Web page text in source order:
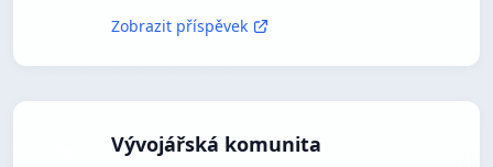
Zobrazit příspěvek
Vývojářská komunita